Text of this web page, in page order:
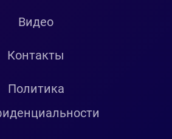
Видео
Контакты
Политика